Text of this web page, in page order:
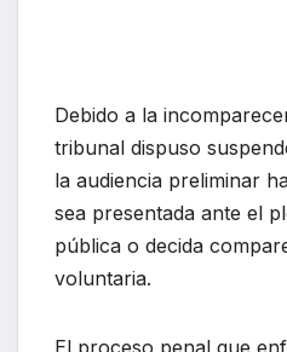
Debido a la
tribunal dispuso
la audiencia preliminar
sea presentada ante el
pública o decida
voluntaria.